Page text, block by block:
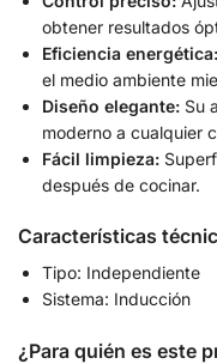
obtener resultados
Eficiencia energética:
el medio ambiente
Diseño elegante: Su
moderno a cualquier
Fácil limpieza:
después de cocinar.
Características
Tipo: Independiente
Sistema: Inducción
¿Para quién es este